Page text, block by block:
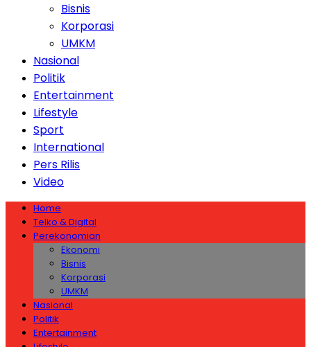
Bisnis
Korporasi
UMKM
Nasional
Politik
Entertainment
Lifestyle
Sport
International
Pers Rilis
Video
Home
Telko & Digital
Perekonomian
Ekonomi
Bisnis
Korporasi
UMKM
Nasional
Politik
Entertainment